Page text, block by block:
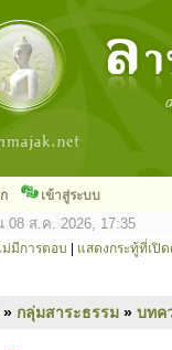
เข้าสู่ระบบ
08 ส.ค. 2026, 17:35
ม่มีการตอบ แสดงกระทู้ที่เปิ
» กลุ่มสาระธรรม » บทค